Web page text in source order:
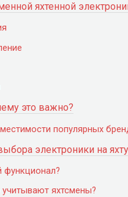
яхтенной
это важно?
популярных
электроники на
функционал?
яхтсмены?